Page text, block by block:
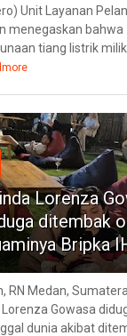
Unit Layanan
menegaskan bahwa
tiang listrik
Lorenza
ditembak
Bripka
RN Medan,
Lorenza Gowasa
dunia akibat